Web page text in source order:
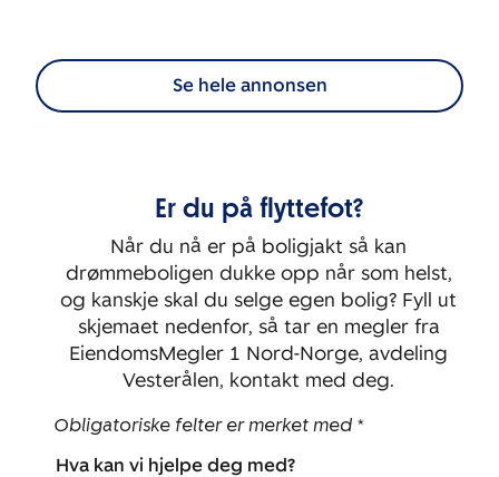
2
Rom:
3
Soverom:
Se hele annonsen
Er du på flyttefot?
Når du nå er på boligjakt så kan
drømmeboligen dukke opp når som helst,
og kanskje skal du selge egen bolig? Fyll ut
skjemaet nedenfor, så tar en megler fra
EiendomsMegler 1 Nord-Norge, avdeling
Vesterålen, kontakt med deg.
Obligatoriske felter er merket med *
Hva kan vi hjelpe deg med?